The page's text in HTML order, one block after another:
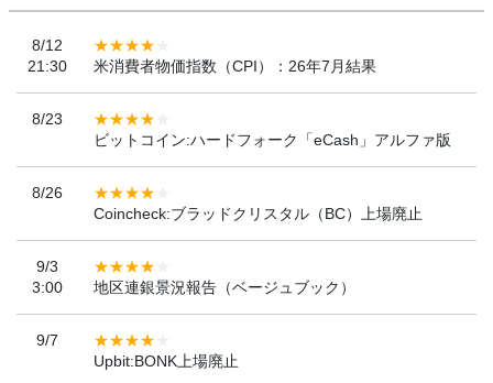
8/12
21:30
米消費者物価指数（CPI）：26年7月結果
8/23
ビットコイン:ハードフォーク「eCash」アルファ版
8/26
Coincheck:ブラッドクリスタル（BC）上場廃止
9/3
3:00
地区連銀景況報告（ベージュブック）
9/7
Upbit:BONK上場廃止